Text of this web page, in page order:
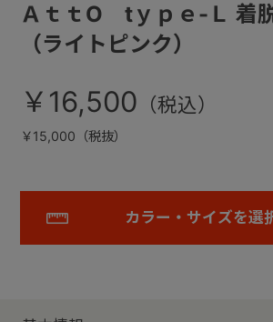
ＡｔｔO tｙｐｅ-Ｌ 着
（ライトピンク）
￥16,500
￥15,000（税抜）
カラー・サイズを選